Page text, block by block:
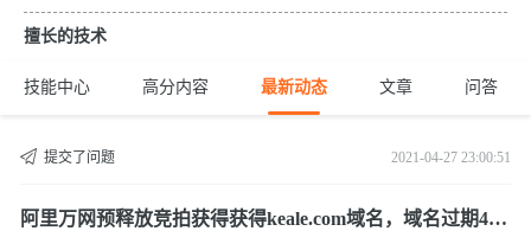
擅长的技术
技能中心 高分内容 最新动态 文章 问答
提交了问题 2021-04-27 23:00:51
阿里万网预释放竞拍获得获得keale.com域名，域名过期45